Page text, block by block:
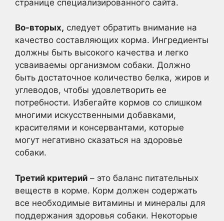
странице специализированного сайта.
Во-вторых, следует обратить внимание на
качество составляющих корма. Ингредиенты
должны быть высокого качества и легко
усваиваемы организмом собаки. Должно
быть достаточное количество белка, жиров и
углеводов, чтобы удовлетворить ее
потребности. Избегайте кормов со слишком
многими искусственными добавками,
красителями и консервантами, которые
могут негативно сказаться на здоровье
собаки.
Третий критерий – это баланс питательных
веществ в корме. Корм должен содержать
все необходимые витамины и минералы для
поддержания здоровья собаки. Некоторые